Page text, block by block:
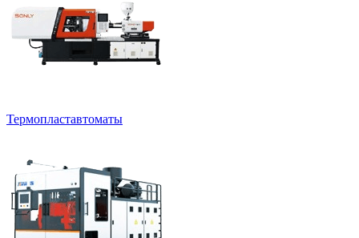
Термопластавтоматы